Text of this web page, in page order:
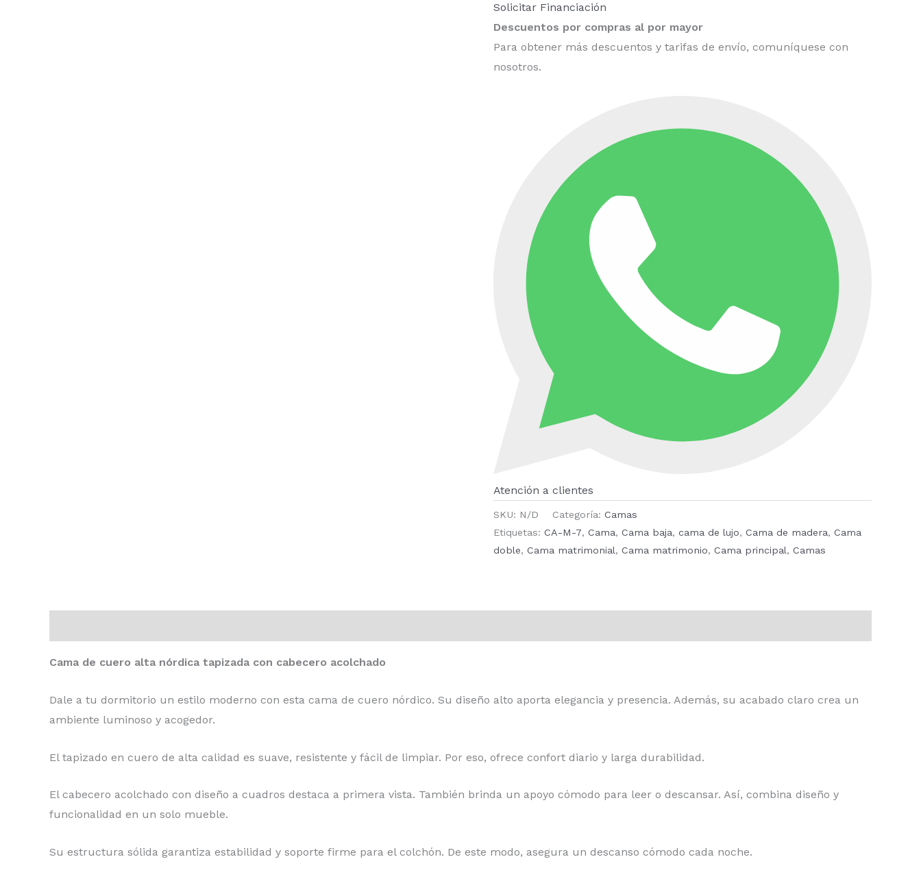
Solicitar Financiación
Descuentos por compras al por mayor
Para obtener más descuentos y tarifas de envío, comuníquese con
nosotros.
Atención a clientes
SKU: N/D Categoría: Camas
Etiquetas: CA-M-7, Cama, Cama baja, cama de lujo, Cama de madera, Cama
doble, Cama matrimonial, Cama matrimonio, Cama principal, Camas
Cama de cuero alta nórdica tapizada con cabecero acolchado
Dale a tu dormitorio un estilo moderno con esta cama de cuero nórdico. Su diseño alto aporta elegancia y presencia. Además, su acabado claro crea un
ambiente luminoso y acogedor.
El tapizado en cuero de alta calidad es suave, resistente y fácil de limpiar. Por eso, ofrece confort diario y larga durabilidad.
El cabecero acolchado con diseño a cuadros destaca a primera vista. También brinda un apoyo cómodo para leer o descansar. Así, combina diseño y
funcionalidad en un solo mueble.
Su estructura sólida garantiza estabilidad y soporte firme para el colchón. De este modo, asegura un descanso cómodo cada noche.